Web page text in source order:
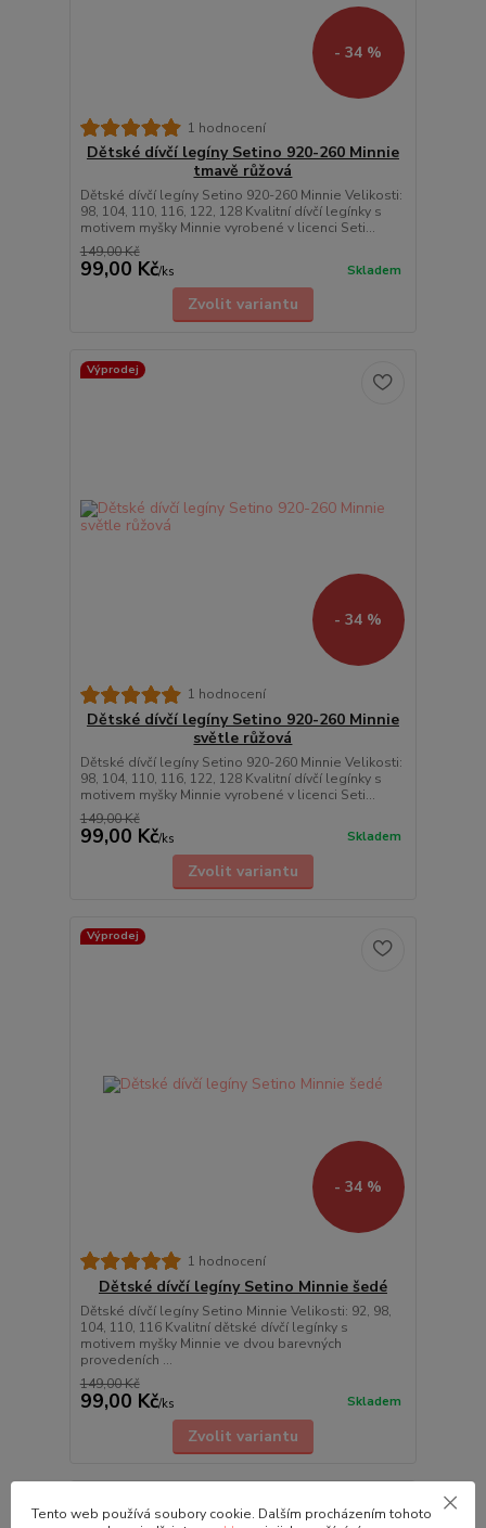
- 34 %
1 hodnocení
Dětské dívčí legíny Setino 920-260 Minnie
tmavě růžová
Dětské dívčí legíny Setino 920-260 Minnie Velikosti:
98, 104, 110, 116, 122, 128 Kvalitní dívčí legínky s
motivem myšky Minnie vyrobené v licenci Seti...
149,00 Kč
99,00 Kč/ks Skladem
Zvolit variantu
Výprodej
- 34 %
1 hodnocení
Dětské dívčí legíny Setino 920-260 Minnie
světle růžová
Dětské dívčí legíny Setino 920-260 Minnie Velikosti:
98, 104, 110, 116, 122, 128 Kvalitní dívčí legínky s
motivem myšky Minnie vyrobené v licenci Seti...
149,00 Kč
99,00 Kč/ks Skladem
Zvolit variantu
Výprodej
- 34 %
1 hodnocení
Dětské dívčí legíny Setino Minnie šedé
Dětské dívčí legíny Setino Minnie Velikosti: 92, 98,
104, 110, 116 Kvalitní dětské dívčí legínky s
motivem myšky Minnie ve dvou barevných
provedeních ...
149,00 Kč
99,00 Kč/ks Skladem
Zvolit variantu
Tento web používá soubory cookie. Dalším procházením tohoto